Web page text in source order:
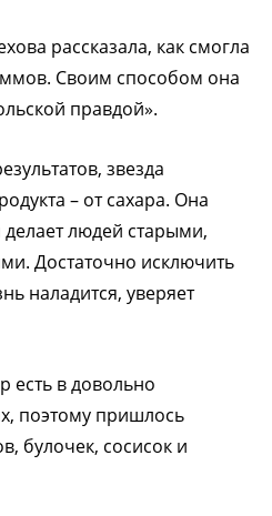
рассказала, как смогла
Своим способом она
правдой».
звезда
– от сахара. Она
людей старыми,
Достаточно исключить
наладится, уверяет
есть в довольно
поэтому пришлось
булочек, сосисок и